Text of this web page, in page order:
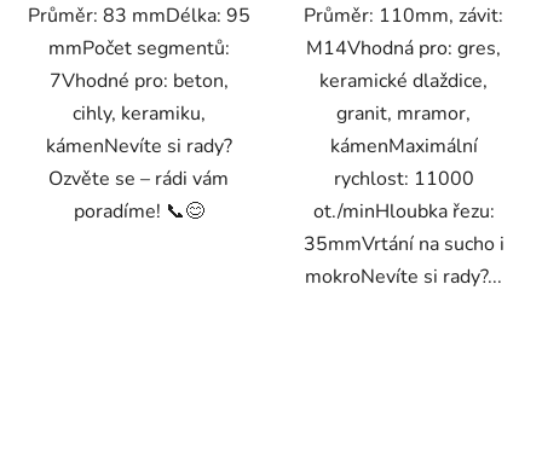
Průměr: 83 mmDélka: 95
mmPočet segmentů:
7Vhodné pro: beton,
cihly, keramiku,
kámenNevíte si rady?
Ozvěte se – rádi vám
poradíme! 📞😊
Průměr: 110mm, závit:
M14Vhodná pro: gres,
keramické dlaždice,
granit, mramor,
kámenMaximální
rychlost: 11000
ot./minHloubka řezu:
35mmVrtání na sucho i
mokroNevíte si rady?...